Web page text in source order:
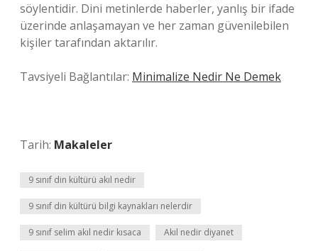
söylentidir. Dini metinlerde haberler, yanlış bir ifade
üzerinde anlaşamayan ve her zaman güvenilebilen
kişiler tarafından aktarılır.
Tavsiyeli Bağlantılar: Minimalize Nedir Ne Demek
Tarih: Makaleler
9 sınıf din kültürü akıl nedir
9 sınıf din kültürü bilgi kaynakları nelerdir
9 sınıf selim akıl nedir kısaca Akıl nedir diyanet